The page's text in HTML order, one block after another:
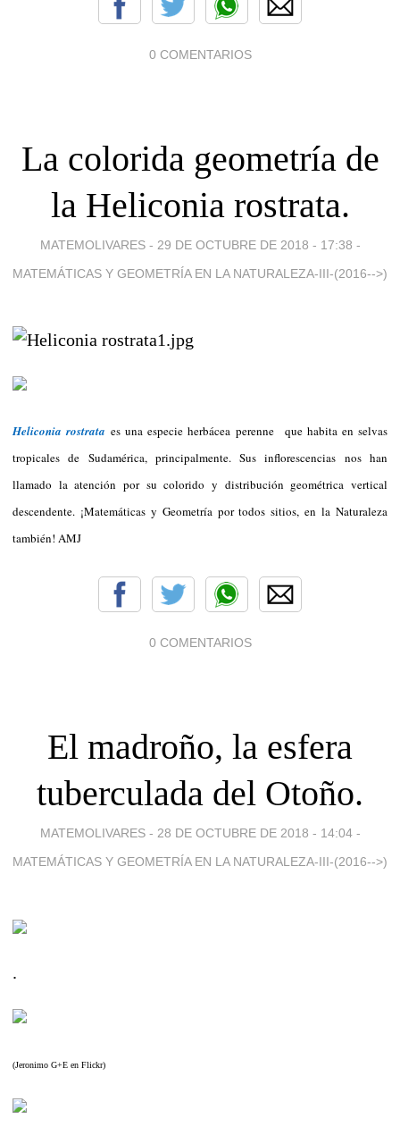
0 COMENTARIOS
La colorida geometría de
la Heliconia rostrata.
MATEMOLIVARES - 29 DE OCTUBRE DE 2018 - 17:38 -
MATEMÁTICAS Y GEOMETRÍA EN LA NATURALEZA-III-(2016-->)
Heliconia rostrata es una especie herbácea perenne que habita en selvas
tropicales de Sudamérica, principalmente. Sus inflorescencias nos han
llamado la atención por su colorido y distribución geométrica vertical
descendente. ¡Matemáticas y Geometría por todos sitios, en la Naturaleza
también! AMJ
0 COMENTARIOS
El madroño, la esfera
tuberculada del Otoño.
MATEMOLIVARES - 28 DE OCTUBRE DE 2018 - 14:04 -
MATEMÁTICAS Y GEOMETRÍA EN LA NATURALEZA-III-(2016-->)
.
(Jeronimo G+E en Flickr)